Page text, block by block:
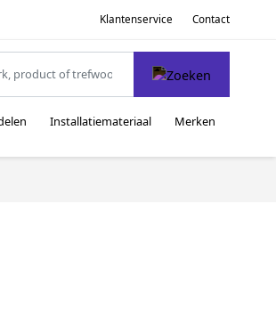
Klantenservice Contact
Installatiemateriaal Merken